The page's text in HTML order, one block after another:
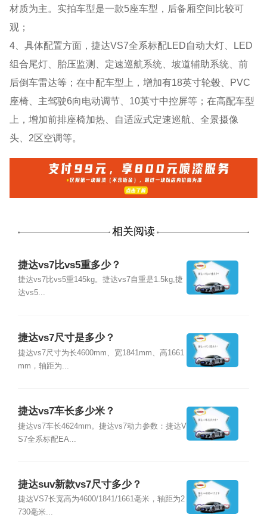
材质为主。实拍车型是一款5座车型，后备厢空间比较可
观；
4、具体配置方面，捷达VS7全系标配LED自动大灯、LED
组合尾灯、胎压监测、定速巡航系统、坡道辅助系统、前
后倒车雷达等；在中配车型上，增加有18英寸轮毂、PVC
座椅、主驾驶6向电动调节、10英寸中控屏等；在高配车型
上，增加前排座椅加热、自适应式定速巡航、全景摄像
头、2区空调等。
相关阅读
捷达vs7比vs5重多少？
捷达vs7比vs5重145kg。捷达vs7自重是1.5kg,捷
达vs5...
捷达vs7尺寸是多少？
捷达vs7尺寸为长4600mm、宽1841mm、高1661
mm，轴距为...
捷达vs7车长多少米？
捷达vs7车长4624mm。捷达vs7动力参数：捷达V
S7全系标配EA...
捷达suv新款vs7尺寸多少？
捷达VS7长宽高为4600/1841/1661毫米，轴距为2
730毫米...